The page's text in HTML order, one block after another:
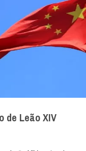
Leão XIV